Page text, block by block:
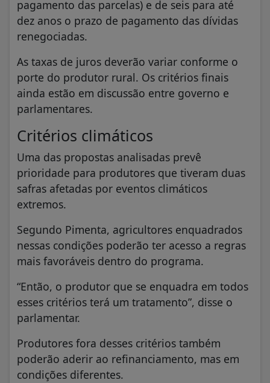
pagamento das parcelas) e de seis para até
dez anos o prazo de pagamento das dívidas
renegociadas.
As taxas de juros deverão variar conforme o
porte do produtor rural. Os critérios finais
ainda estão em discussão entre governo e
parlamentares.
Critérios climáticos
Uma das propostas analisadas prevê
prioridade para produtores que tiveram duas
safras afetadas por eventos climáticos
extremos.
Segundo Pimenta, agricultores enquadrados
nessas condições poderão ter acesso a regras
mais favoráveis dentro do programa.
“Então, o produtor que se enquadra em todos
esses critérios terá um tratamento”, disse o
parlamentar.
Produtores fora desses critérios também
poderão aderir ao refinanciamento, mas em
condições diferentes.